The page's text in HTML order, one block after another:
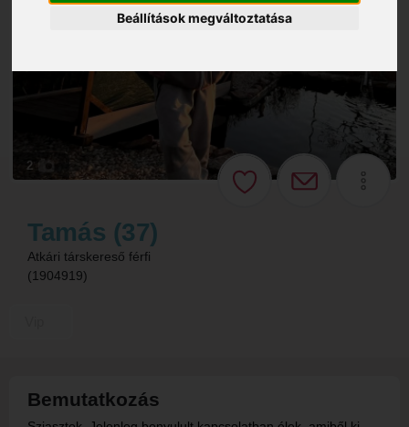
Beállítások megváltoztatása
2
Tamás (37)
Atkári társkereső férfi
(1904919)
Bemutatkozás